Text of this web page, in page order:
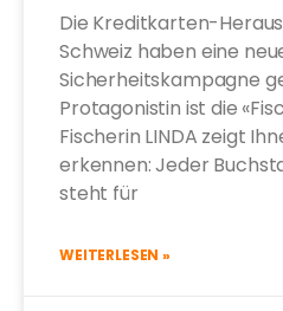
Die Kreditkarten-
Schweiz haben eine
Sicherheitskampagne
Protagonistin ist die
Fischerin LINDA zeigt
erkennen: Jeder
steht für
WEITERLESEN »